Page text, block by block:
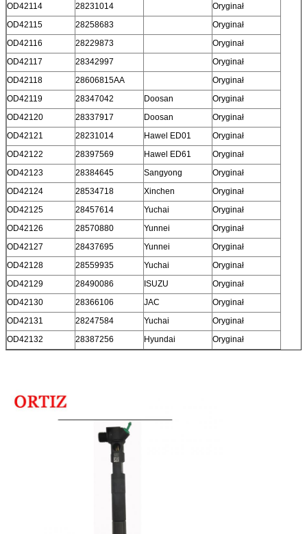
OD42114 28231014
Oryginał
OD42115
28258683
Oryginał
OD42116
28229873
Oryginał
OD42117
28342997
Oryginał
OD42118
28606815AA
Oryginał
OD42119
28347042 Doosan
Oryginał
OD42120
28337917 Doosan
Oryginał
OD42121
28231014 Hawel ED01
Oryginał
OD42122
28397569 Hawel ED61
Oryginał
OD42123
28384645 Sangyong
Oryginał
OD42124
28534718 Xinchen
Oryginał
OD42125
28457614 Yuchai
Oryginał
OD42126
28570880 Yunnei
Oryginał
OD42127
28437695 Yunnei
Oryginał
OD42128
28559935 Yuchai
Oryginał
OD42129
28490086 ISUZU
Oryginał
OD42130
28366106 JAC
Oryginał
OD42131
28247584 Yuchai
Oryginał
OD42132
28387256 Hyundai Oryginał